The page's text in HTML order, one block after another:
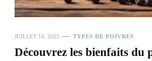
JUILLET 14, 2025 TYPES DE POIVRES
Découvrez les bienfaits du